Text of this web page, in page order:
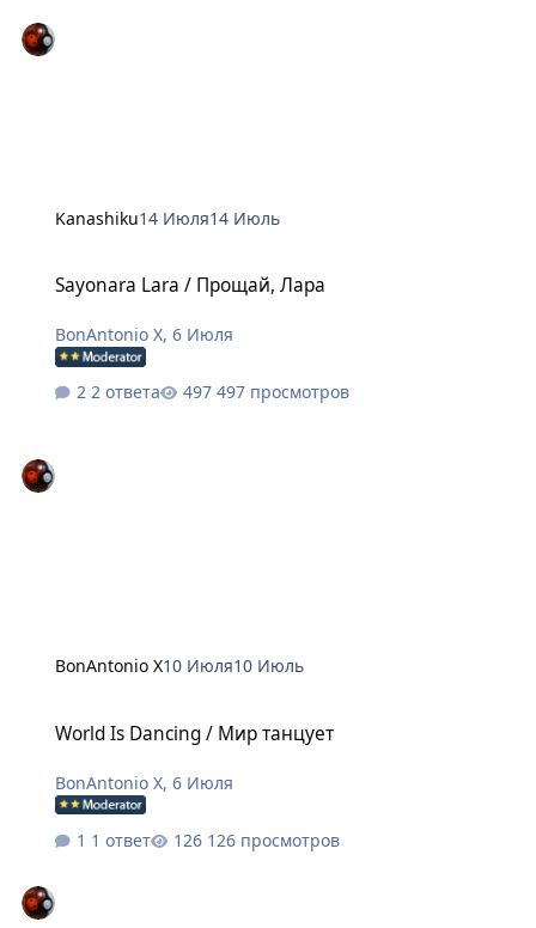
Kanashiku14 Июля14 Июль
Sayonara Lara / Прощай, Лара
BonAntonio X,6 Июля
2 ответа 497 просмотров
BonAntonio X10 Июля10 Июль
World Is Dancing / Мир танцует
BonAntonio X,6 Июля
1 ответ 126 просмотров